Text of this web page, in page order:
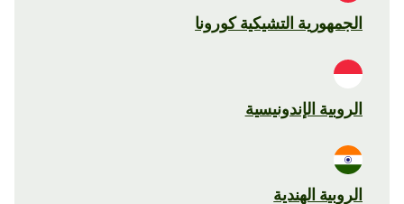
الجمهورية التشيكية كورونا
الروبية الإندونيسية
الروبية الهندية